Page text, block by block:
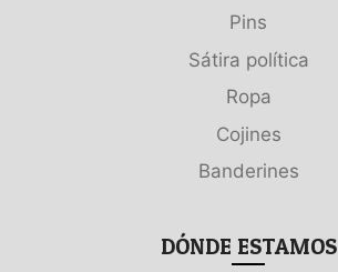
Pins
Sátira política
Ropa
Cojines
Banderines
DÓNDE ESTAMOS